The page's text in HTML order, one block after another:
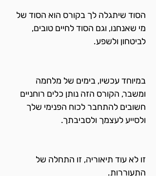
הסוד שיתגלה לך בקורס הוא הסוד של
מי שאנחנו, וגם הסוד לחיים טובים,
לביטחון ולשפע.
במיוחד עכשיו, בימים של מלחמה
ומשבר, הקורס הזה נותן כלים רוחניים
חשובים להתחבר לכוח הפנימי שלך
ולסייע לעצמך ולסביבתך.
זו לא עוד תיאוריה, זו התחלה של
התעוררות.